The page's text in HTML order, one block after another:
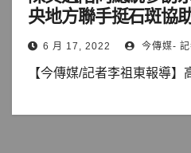
央地方聯手挺石斑協
6 月 17, 2022 今傳媒-
【今傳媒/記者李祖東報導】